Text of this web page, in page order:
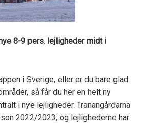
8-9 pers. lejligheder midt i
i Sverige, eller er du bare glad
så får du her en helt ny
i nye lejligheder. Tranangårdarna
2022/2023, og lejlighederne har